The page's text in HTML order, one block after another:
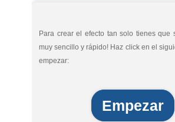
Para crear el efecto tan solo tienes que
muy sencillo y rápido! Haz click en el
empezar:
Empezar